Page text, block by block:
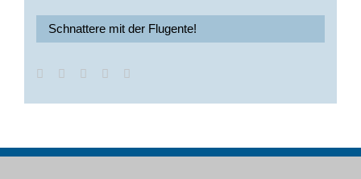
Schnattere mit der Flugente!